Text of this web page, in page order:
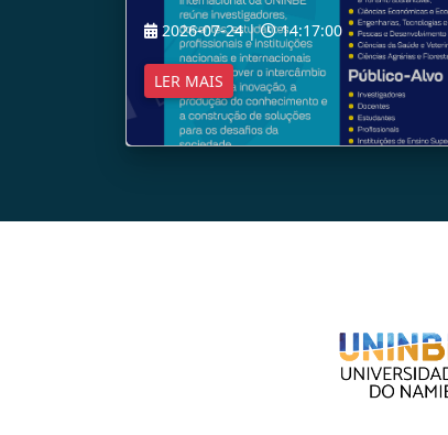
2026-07-24 |
14:17:00
LER MAIS